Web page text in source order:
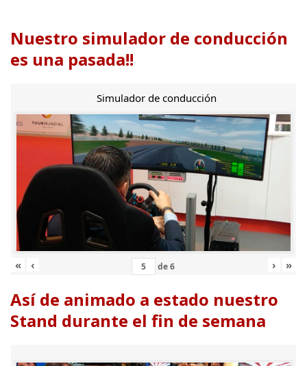
Nuestro simulador de conducción
es una pasada!!
Simulador de conducción
« ‹ de6 › »
Así de animado a estado nuestro
Stand durante el fin de semana